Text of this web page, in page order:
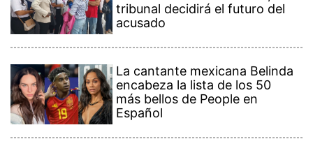
tribunal decidirá el futuro del
acusado
La cantante mexicana Belinda
encabeza la lista de los 50
más bellos de People en
Español